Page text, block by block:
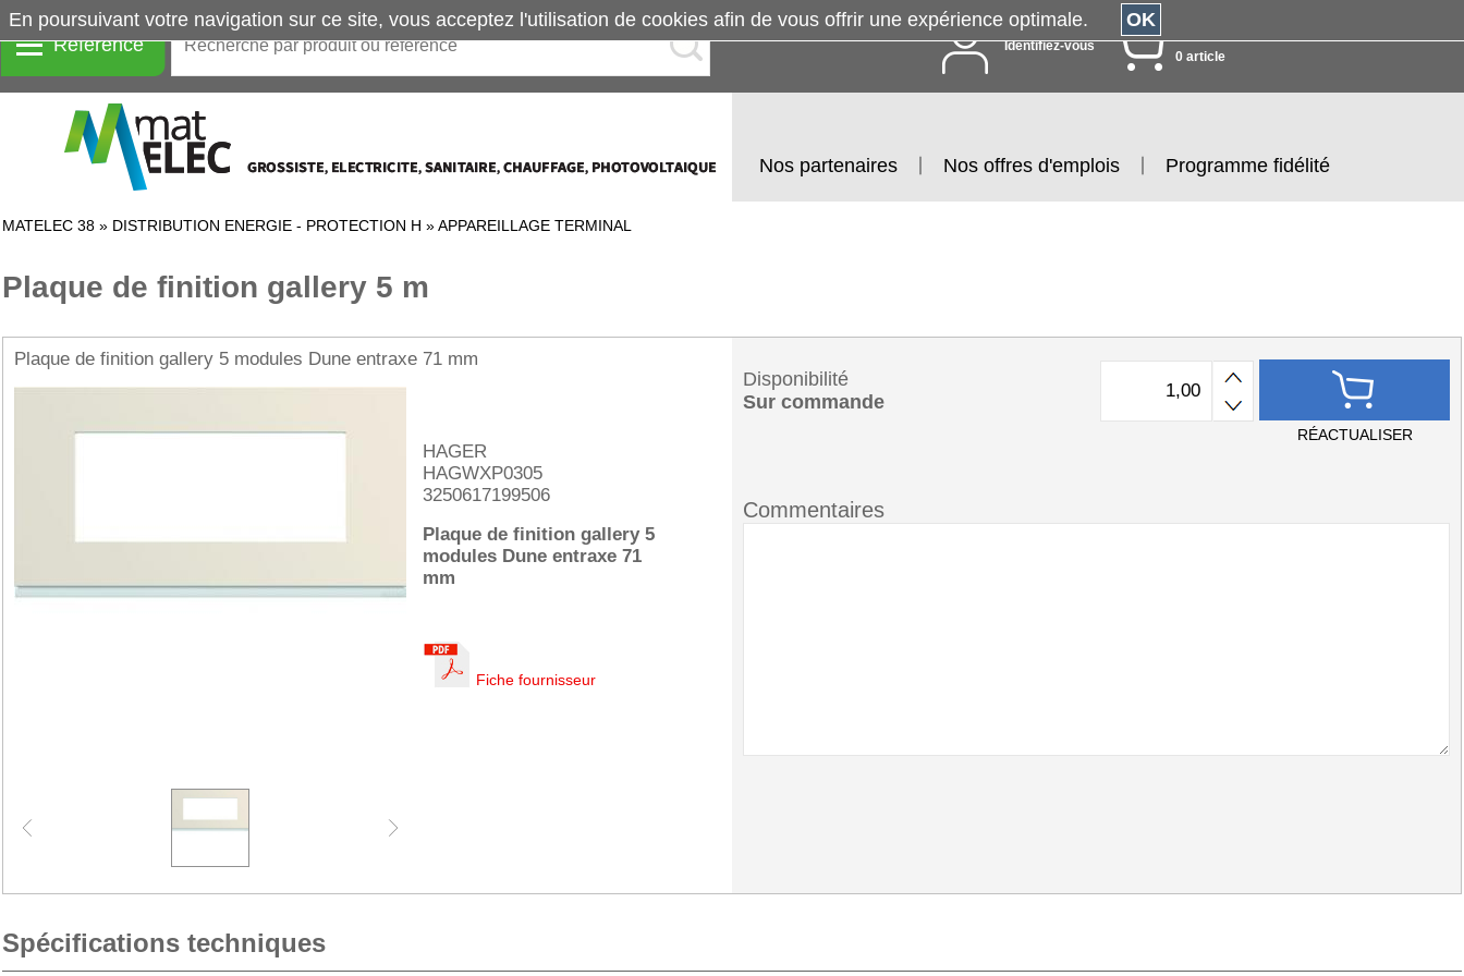
Référence Identifiez-vous
0 article
Nos partenaires Nos offres d'emplois Programme fidélité
MATELEC 38 » DISTRIBUTION ENERGIE - PROTECTION H »APPAREILLAGE TERMINAL
Plaque de finition gallery 5 m
Plaque de finition gallery 5 modules Dune entraxe 71 mm
HAGER
HAGWXP0305
3250617199506
Plaque de finition gallery 5
modules Dune entraxe 71
mm
Fiche fournisseur
Disponibilité
Sur commande
RÉACTUALISER
Commentaires
Spécifications techniques
En poursuivant votre navigation sur ce site, vous acceptez l'utilisation de cookies afin de vous offrir une expérience optimale. OK